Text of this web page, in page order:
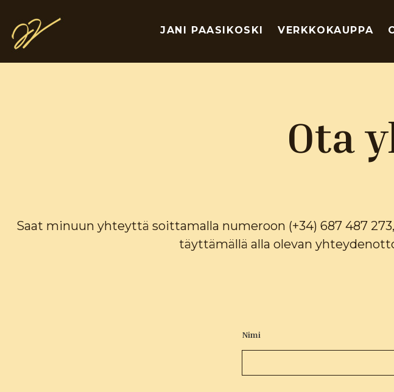
JANI PAASIKOSKI VERKKOKAUPPA
Ota
Saat minuun yhteyttä soittamalla numeroon (+34) 687 487
täyttämällä alla olevan
Nimi